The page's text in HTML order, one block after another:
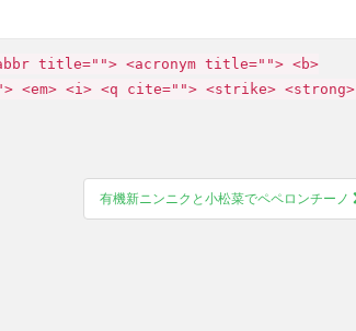
title=""> <acronym title=""> <b>
<em> <i> <q cite=""> <strike> <strong>
有機新ニンニクと小松菜でペペロンチーノ